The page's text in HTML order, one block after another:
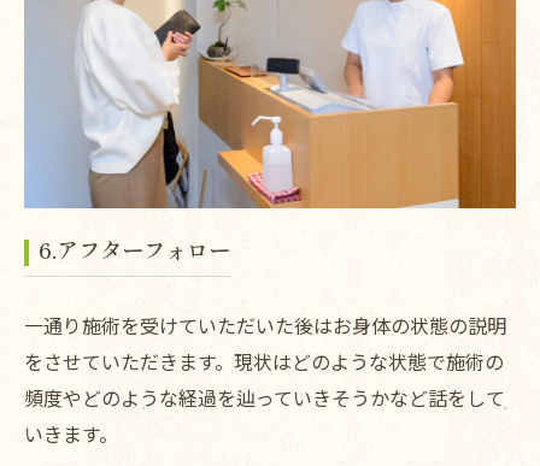
6.アフターフォロー
一通り施術を受けていただいた後はお身体の状態の説明
をさせていただきます。現状はどのような状態で施術の
頻度やどのような経過を辿っていきそうかなど話をして
いきます。